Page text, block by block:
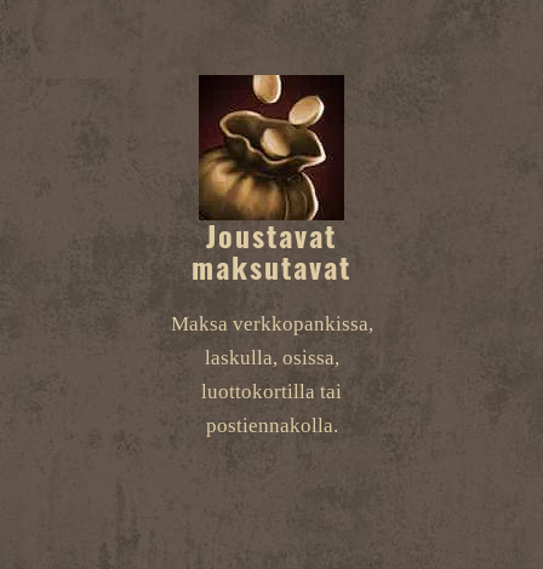
Joustavat
maksutavat
Maksa verkkopankissa,
laskulla, osissa,
luottokortilla tai
postiennakolla.